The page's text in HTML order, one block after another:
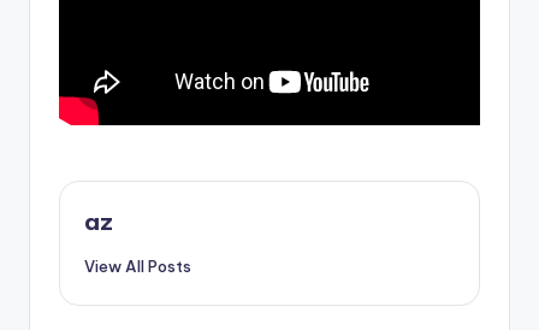
az
View All Posts